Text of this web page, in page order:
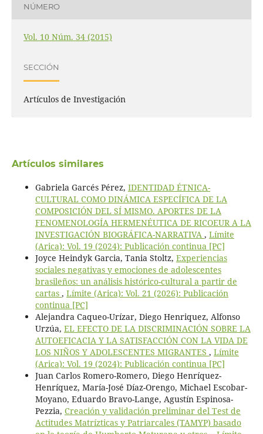
NÚMERO
Vol. 10 Núm. 34 (2015)
SECCIÓN
Artículos de Investigación
Artículos similares
Gabriela Garcés Pérez, IDENTIDAD ÉTNICA-
CULTURAL COMO DINÁMICA ESPECÍFICA DE LA
COMPOSICIÓN DEL SÍ MISMO. APORTES DE LA
FENOMENOLOGÍA HERMENÉUTICA DE RICOEUR A LA
INVESTIGACIÓN BIOGRÁFICA-NARRATIVA , Límite
(Arica): Vol. 19 (2024): Publicación continua [PC]
Joyce Heindyk Garcia, Tania Stoltz, Experiencias
sociales negativas y emociones de adolescentes
brasileños: un análisis histórico-cultural a partir de
cartas , Límite (Arica): Vol. 21 (2026): Publicación
continua [PC]
Alejandra Caqueo-Urízar, Diego Henriquez, Alfonso
Urzúa, EL EFECTO DE LA DISCRIMINACIÓN SOBRE LA
AUTOEFICACIA Y LA SATISFACCIÓN CON LA VIDA DE
LOS NIÑOS Y ADOLESCENTES MIGRANTES , Límite
(Arica): Vol. 19 (2024): Publicación continua [PC]
Juan Carlos Romero-Romero, Diego Henríquez-
Henríquez, María-José Díaz-Orengo, Michael Escobar-
Moyano, Eduardo Bravo-Lange, Agustín Espinosa-
Pezzia, Creación y validación preliminar del Test de
Actitudes Matrízticas y Patriarcales (TAMYP) basado